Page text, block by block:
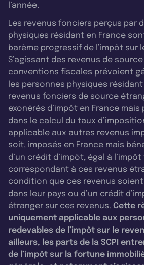
l’année.
Les revenus fonciers perçus par
physiques résidant en France
barème progressif de l’impôt sur
S’agissant des revenus de
conventions fiscales prévoient
les personnes physiques
revenus fonciers de source
exonérés d’impôt en France
dans le calcul du taux
applicable aux autres revenus
soit, imposés en France mais
d’un crédit d’impôt, égal à
correspondant à ces revenus
condition que ces revenus soient
dans leur pays ou d’un crédit
étranger sur ces revenus. Cette
uniquement applicable aux
redevables de l’impôt sur le
ailleurs, les parts de la SCPI
de l’impôt sur la fortune